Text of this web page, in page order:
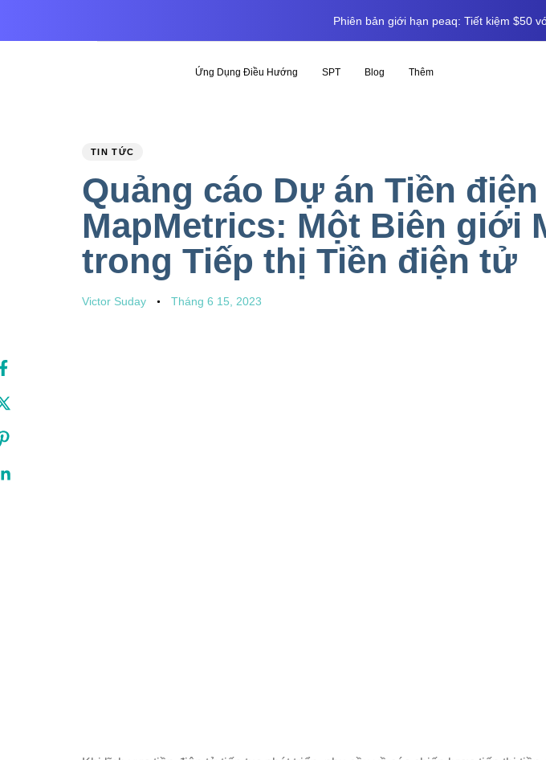
Phiên bản giới hạn peaq: Tiết kiệm $50
Ứng Dụng Điều Hướng SPT Blog Thêm
PUBLISHED
TIN TỨC
Quảng cáo Dự án Tiền
MapMetrics: Một Biên giới
trong Tiếp thị Tiền điện tử
Author
Victor Suday
Published
Tháng 6 15, 2023